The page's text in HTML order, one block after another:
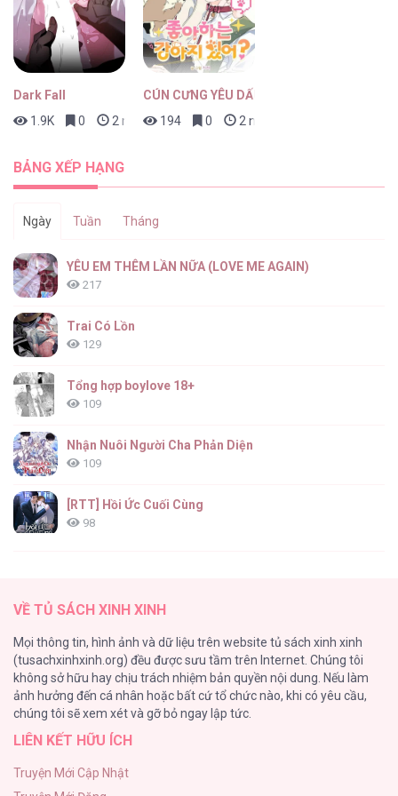
Dark Fall
1.9K
0 2 ngày trước
CÚN CƯNG YÊU DẤU
194
0 2 ngày trước
BẢNG XẾP HẠNG
Ngày Tuần Tháng
YÊU EM THÊM LẦN NỮA (LOVE ME AGAIN)
217
Trai Có Lồn
129
Tổng hợp boylove 18+
109
Nhận Nuôi Người Cha Phản Diện
109
[RTT] Hồi Ức Cuối Cùng
98
75
Vương Miện Lục Bảo
75
Chào Mừng Đến Với Văn Hóa Milf
VỀ TỦ SÁCH XINH XINH
Mọi thông tin, hình ảnh và dữ liệu trên website tủ sách xinh xinh
(tusachxinhxinh.org) đều được sưu tầm trên Internet. Chúng tôi
không sở hữu hay chịu trách nhiệm bản quyền nội dung. Nếu làm
ảnh hưởng đến cá nhân hoặc bất cứ tổ chức nào, khi có yêu cầu,
chúng tôi sẽ xem xét và gỡ bỏ ngay lập tức.
LIÊN KẾT HỮU ÍCH
Truyện Mới Cập Nhật